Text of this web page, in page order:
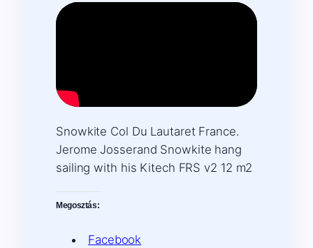
Snowkite Col Du Lautaret France.
Jerome Josserand Snowkite hang
sailing with his Kitech FRS v2 12 m2
Megosztás:
Facebook